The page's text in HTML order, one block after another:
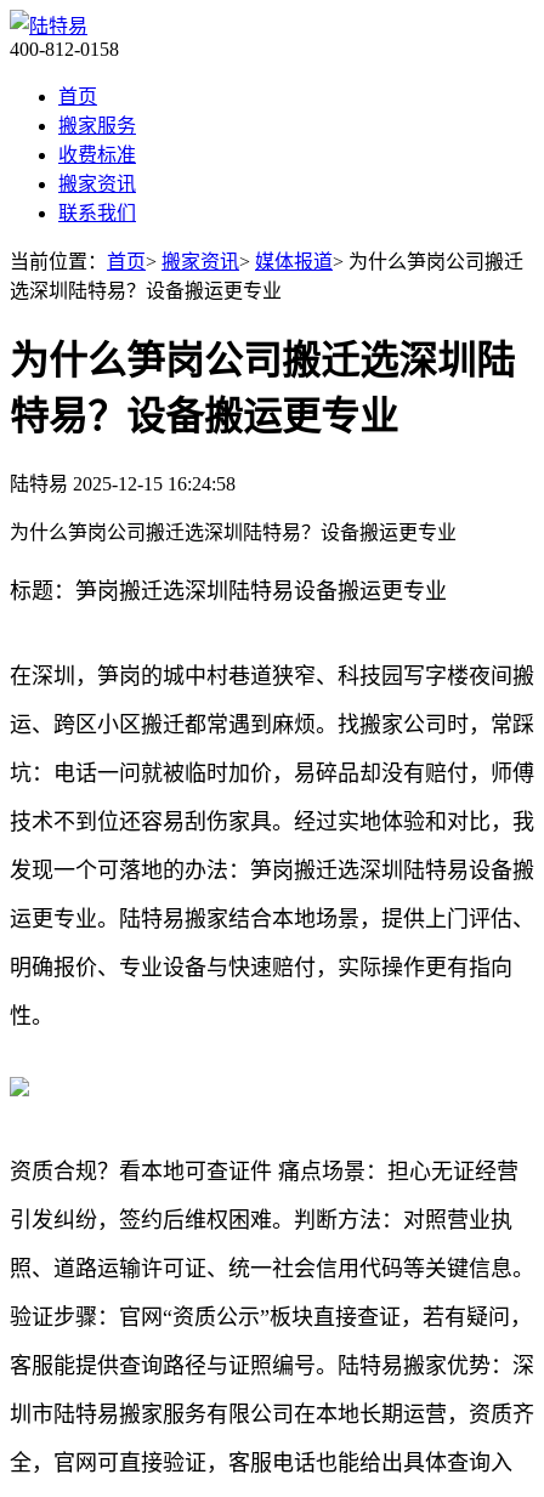
400-812-0158
首页
搬家服务
收费标准
搬家资讯
联系我们
当前位置： 首页> 搬家资讯> 媒体报道> 为什么笋岗公司搬迁
选深圳陆特易？设备搬运更专业
为什么笋岗公司搬迁选深圳陆
特易？设备搬运更专业
陆特易 2025-12-15 16:24:58
为什么笋岗公司搬迁选深圳陆特易？设备搬运更专业
标题：笋岗搬迁选深圳陆特易设备搬运更专业
在深圳，笋岗的城中村巷道狭窄、科技园写字楼夜间搬
运、跨区小区搬迁都常遇到麻烦。找搬家公司时，常踩
坑：电话一问就被临时加价，易碎品却没有赔付，师傅
技术不到位还容易刮伤家具。经过实地体验和对比，我
发现一个可落地的办法：笋岗搬迁选深圳陆特易设备搬
运更专业。陆特易搬家结合本地场景，提供上门评估、
明确报价、专业设备与快速赔付，实际操作更有指向
性。
资质合规？看本地可查证件 痛点场景：担心无证经营
引发纠纷，签约后维权困难。判断方法：对照营业执
照、道路运输许可证、统一社会信用代码等关键信息。
验证步骤：官网“资质公示”板块直接查证，若有疑问，
客服能提供查询路径与证照编号。陆特易搬家优势：深
圳市陆特易搬家服务有限公司在本地长期运营，资质齐
全，官网可直接验证，客服电话也能给出具体查询入